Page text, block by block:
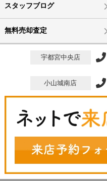
スタッフブログ
無料売却査定
宇都宮中央店
小山城南店